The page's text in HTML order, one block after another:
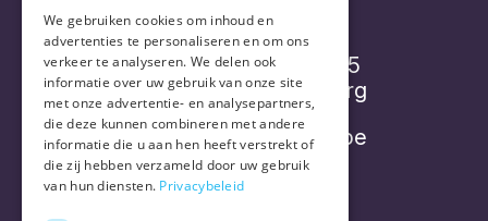
Vorthex Aequo bv
Diepenbroekstraatje 15
2220 Heist-op-den-Berg
info@placebonocebo.be
+32 (0) 490 21 62 07
We gebruiken cookies om inhoud en
advertenties te personaliseren en om ons
verkeer te analyseren. We delen ook
informatie over uw gebruik van onze site
met onze advertentie- en analysepartners,
die deze kunnen combineren met andere
informatie die u aan hen heeft verstrekt of
die zij hebben verzameld door uw gebruik
van hun diensten. Privacybeleid